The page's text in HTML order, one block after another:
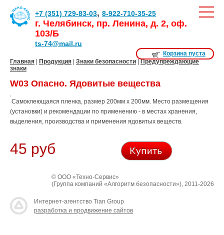
Корзина пуста
+7 (351) 729-83-03, 8-922-710-35-25
г. Челябинск, пр. Ленина, д. 2, оф.
103/Б
ts-74@mail.ru
Главная Продукция Знаки безопасности |Предупреждающие
знаки
W03 Опасно. Ядовитые вещества
Самоклеющаяся пленка, размер 200мм х 200мм. Место размещения
(установки) и рекомендации по применению - в местах хранения,
выделения, производства и применения ядовитых веществ.
45 руб
© ООО «Техно-Сервис»
(Группа компаний «Алгоритм безопасности»), 2011-2026
Интернет-агентство Tian Group
разработка и продвижение сайтов